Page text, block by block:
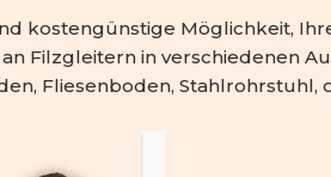
kostengünstige Möglichkeit,
Filzgleitern in verschiedenen
Fliesenboden, Stahlrohrstuhl,